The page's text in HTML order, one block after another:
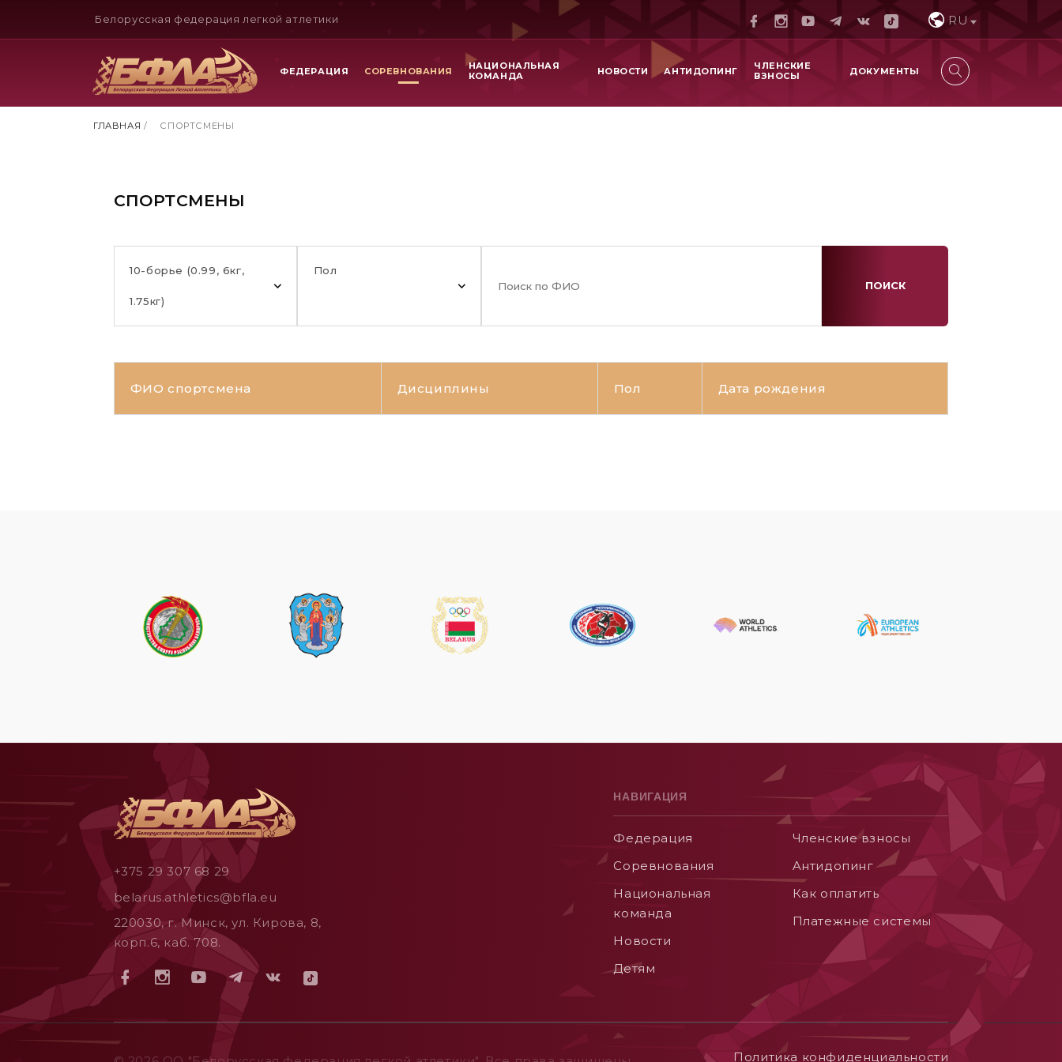
Белорусская федерация легкой атлетики RU
ФЕДЕРАЦИЯ СОРЕВНОВАНИЯ
НАЦИОНАЛЬНАЯ
КОМАНДА
НОВОСТИ АНТИДОПИНГ
ЧЛЕНСКИЕ
ВЗНОСЫ
ДОКУМЕНТЫ
ГЛАВНАЯ / СПОРТСМЕНЫ
СПОРТСМЕНЫ
10-борье (0.99, 6кг,
1.75кг)
Пол
ПОИСК
ФИО спортсмена Дисциплины Пол Дата рождения
+375 29 307 68 29
belarus.athletics@bfla.eu
220030, г. Минск, ул. Кирова, 8,
корп.6, каб. 708.
НАВИГАЦИЯ
Федерация
Соревнования
Национальная
команда
Новости
Детям
Членские взносы
Aнтидопинг
Как оплатить
Платежные системы
Политика конфиденциальности